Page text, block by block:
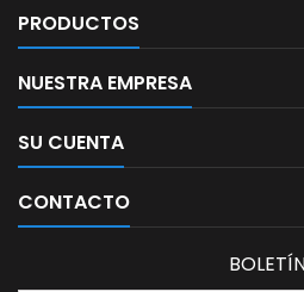
PRODUCTOS
NUESTRA EMPRESA
SU CUENTA
CONTACTO